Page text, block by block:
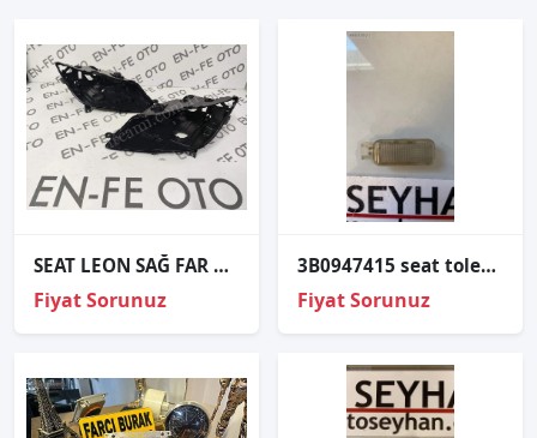
SEAT LEON SAĞ FAR KASASI SIFIR LED 2017 2018 2019 2020
Fiyat Sorunuz
3B0947415 seat toledo 2013 aydınlatma lambası
Fiyat Sorunuz